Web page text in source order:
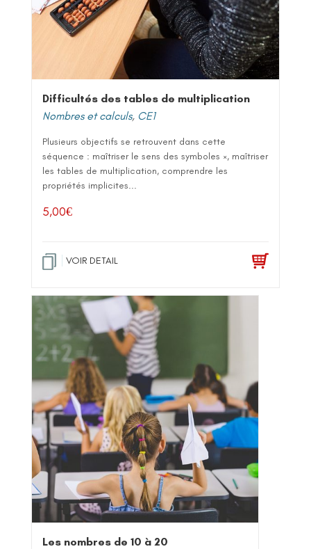
Difficultés des tables de multiplication
Nombres et calculs, CE1
Plusieurs objectifs se retrouvent dans cette
séquence : maîtriser le sens des symboles ×, maîtriser
les tables de multiplication, comprendre les
propriétés implicites...
5,00€
VOIR DETAIL
Les nombres de 10 à 20